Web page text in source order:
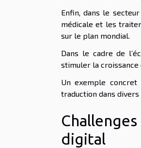
Enfin, dans le
médicale et les
sur le plan mondial.
Dans le cadre de
stimuler la croissance
Un exemple
traduction dans divers
digital